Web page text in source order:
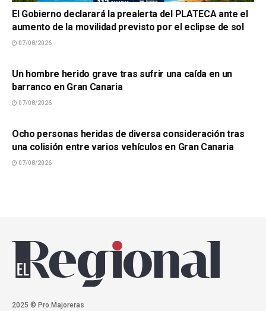
El Gobierno declarará la prealerta del PLATECA ante el
aumento de la movilidad previsto por el eclipse de sol
07/08/2026
Un hombre herido grave tras sufrir una caída en un
barranco en Gran Canaria
07/08/2026
Ocho personas heridas de diversa consideración tras
una colisión entre varios vehículos en Gran Canaria
07/08/2026
2025 © Pro.Majoreras